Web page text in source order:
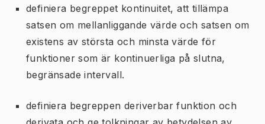
definiera begreppet kontinuitet, att tillämpa
satsen om mellanliggande värde och satsen om
existens av största och minsta värde för
funktioner som är kontinuerliga på slutna,
begränsade intervall.
definiera begreppen deriverbar funktion och